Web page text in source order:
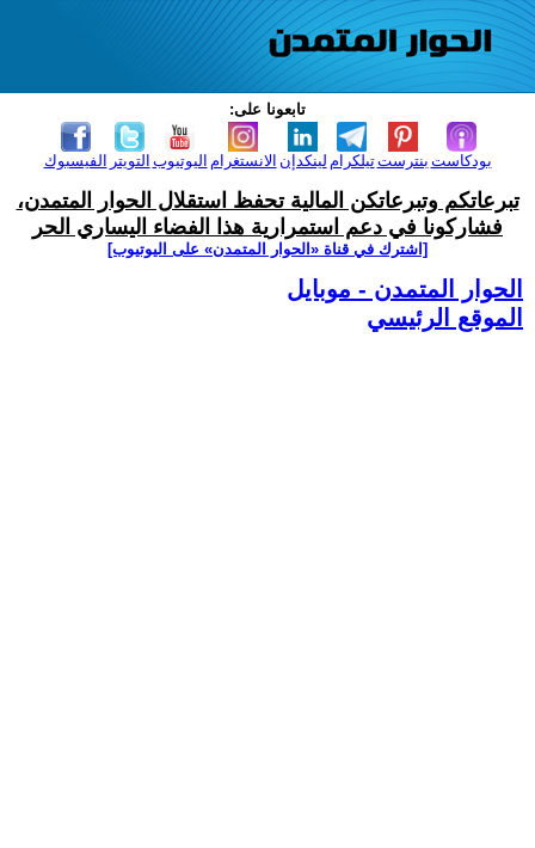
تابعونا على:
الفيسبوك التويتر اليوتيوب الانستغرام لينكدإن تيلكرامبنترست بودكاست
تبرعاتكم وتبرعاتكن المالية تحفظ استقلال الحوار المتمدن،
فشاركونا في دعم استمرارية هذا الفضاء اليساري الحر
[اشترك في قناة ‫«الحوار المتمدن» على اليوتيوب]
الحوار المتمدن - موبايل
الموقع الرئيسي